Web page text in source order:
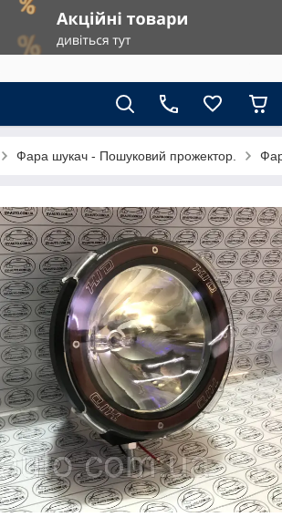
Фара шукач - Пошуковий прожектор.